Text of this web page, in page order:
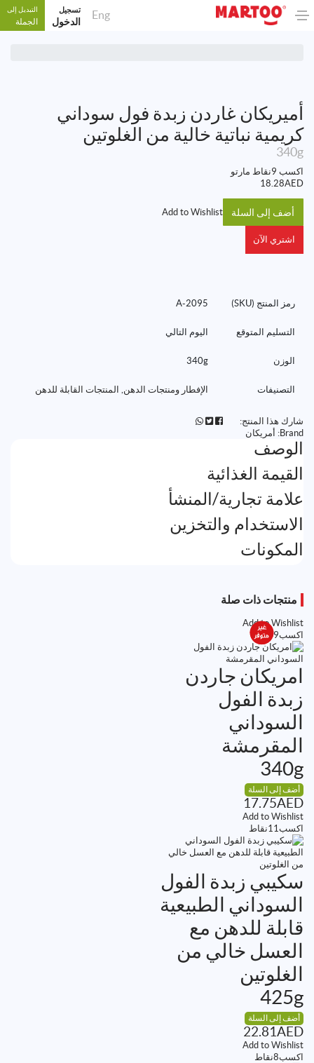
Eng تسجيل
الدخول
التبديل إلى
الجملة
أميريكان غاردن زبدة فول سوداني
كريمية نباتية خالية من الغلوتين
340g
اكسب 9نقاط مارتو
18.28AED
أضف إلى السلة Add to Wishlist
اشتري الآن
رمز المنتج (SKU) 2095-A
التسليم المتوقع اليوم التالي
الوزن 340g
التصنيفات الإفطار ومنتجات الدهن, المنتجات القابلة للدهن
شارك هذا المنتج:
Brand:
أمريكان
الوصف
القيمة الغذائية
علامة تجارية/المنشأ
الاستخدام والتخزين
المكونات
منتجات ذات صلة
Add to Wishlist
اكسب9نقاط
امريكان جاردن
زبدة الفول
السوداني
المقرمشة
340g
أضف إلى السلة
17.75AED
Add to Wishlist
اكسب 11نقاط
سكيبي زبدة الفول
السوداني الطبيعية
قابلة للدهن مع
العسل خالي من
الغلوتين
425g
أضف إلى السلة
22.81AED
Add to Wishlist
اكسب8نقاط